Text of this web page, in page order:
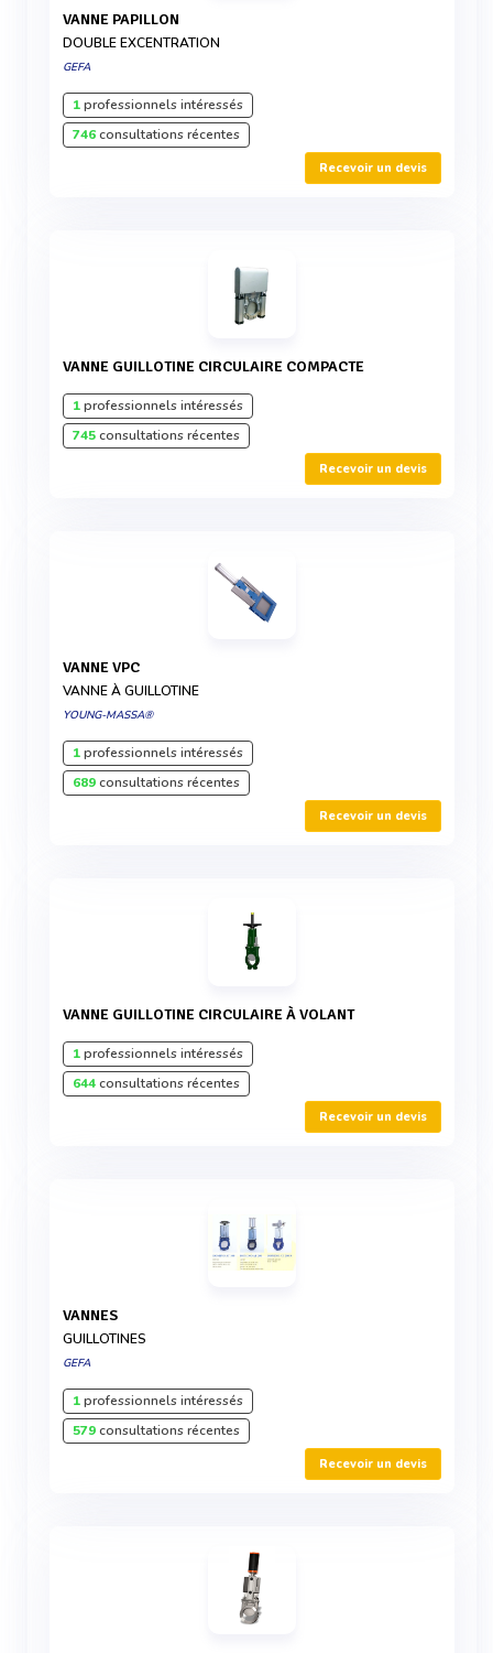
VANNE PAPILLON
DOUBLE EXCENTRATION
GEFA
1professionnels intéressés
746consultations récentes
Recevoir un devis
VANNE GUILLOTINE CIRCULAIRE COMPACTE
1professionnels intéressés
745consultations récentes
Recevoir un devis
VANNE VPC
VANNE À GUILLOTINE
YOUNG-MASSA®
1professionnels intéressés
689consultations récentes
Recevoir un devis
VANNE GUILLOTINE CIRCULAIRE À VOLANT
1professionnels intéressés
644consultations récentes
Recevoir un devis
VANNES
GUILLOTINES
GEFA
1professionnels intéressés
579consultations récentes
Recevoir un devis